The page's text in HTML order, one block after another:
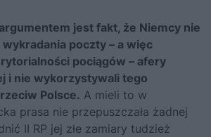
jest fakt, że Niemcy nie
poczty – a więc
pociągów – afery
i nie wykorzystywali tego
Polsce. A mieli to w
prasa nie przepuszczała żadnej
II RP jej złe zamiary tudzież